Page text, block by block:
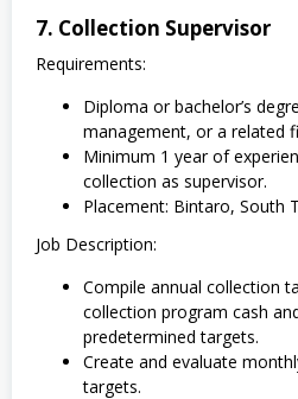
7. Collection Supervisor
Requirements:
Diploma or bachelor’s
management, or a related
Minimum 1 year of
collection as supervisor.
Placement: Bintaro, South
Job Description:
Compile annual collection
collection program cash
predetermined targets.
Create and evaluate
targets.